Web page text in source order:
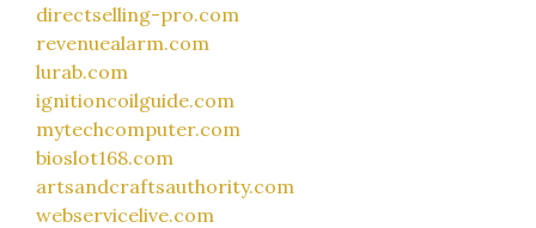
directselling-pro.com
revenuealarm.com
lurab.com
ignitioncoilguide.com
mytechcomputer.com
bioslot168.com
artsandcraftsauthority.com
webservicelive.com